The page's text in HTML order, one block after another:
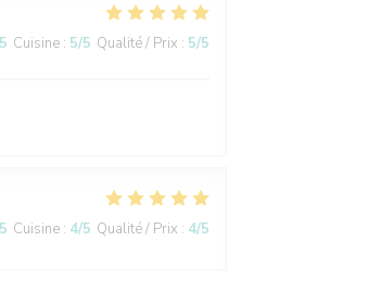
Cuisine : 5/5 Qualité / Prix : 5/5
Cuisine : 4/5 Qualité / Prix : 4/5